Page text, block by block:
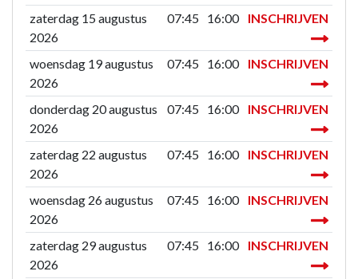
zaterdag 15 augustus
2026
07:45 16:00 INSCHRIJVEN
woensdag 19 augustus
2026
07:45 16:00 INSCHRIJVEN
donderdag 20 augustus
2026
07:45 16:00 INSCHRIJVEN
zaterdag 22 augustus
2026
07:45 16:00 INSCHRIJVEN
woensdag 26 augustus
2026
07:45 16:00 INSCHRIJVEN
zaterdag 29 augustus
2026
07:45 16:00 INSCHRIJVEN